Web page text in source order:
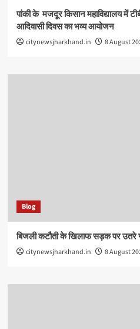
पांकी के ​ मजदूर किसान महाविद्यालय में
आदिवासी दिवस का भव्य आयोजन
citynewsjharkhand.in 8 August
Blog
बिजली कटौती के खिलाफ सड़क पर उतरे
citynewsjharkhand.in 8 August